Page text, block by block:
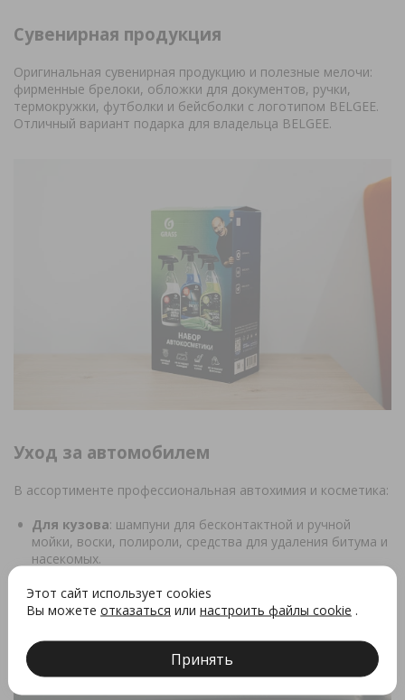
Сувенирная продукция
Оригинальная сувенирная продукцию и полезные мелочи:
фирменные брелоки, обложки для документов, ручки,
термокружки, футболки и бейсболки с логотипом BELGEE.
Отличный вариант подарка для владельца BELGEE.
Уход за автомобилем
В ассортименте профессиональная автохимия и косметика:
Для кузова: шампуни для бесконтактной и ручной
мойки, воски, полироли, средства для удаления битума и
насекомых.
Для салона:
очистители кожи, пластика, текстиля,
кондиционеры и нейтрализаторы запаха.
чернители шин, очистители дисков.
Этот сайт использует cookies
Вы можете отказаться или настроить файлы cookie .
Принять